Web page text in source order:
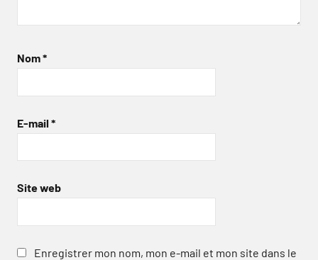
Nom*
E-mail *
Site web
Enregistrer mon nom, mon e-mail et mon site dans le